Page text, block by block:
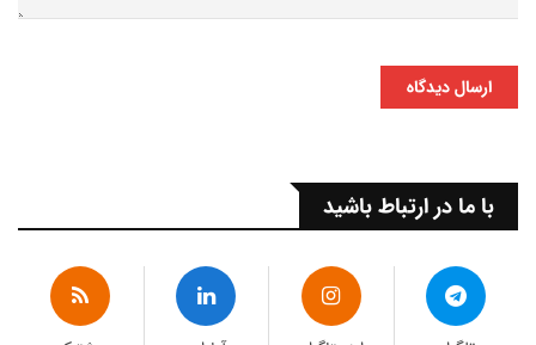
ارسال دیدگاه
با ما در ارتباط باشید